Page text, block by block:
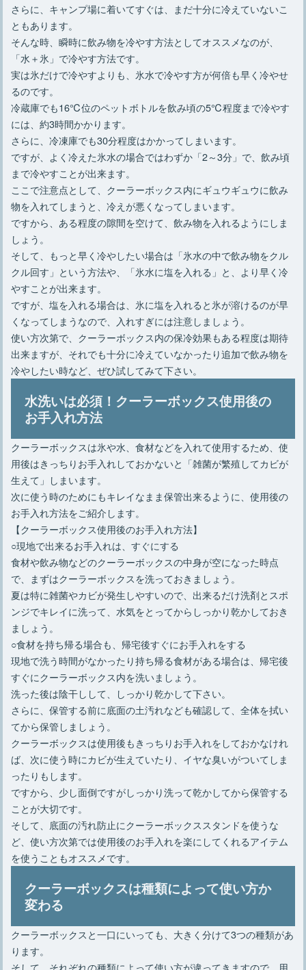
さらに、キャンプ場に着いてすぐは、まだ十分に冷えていないこ
ともあります。
そんな時、瞬時に飲み物を冷やす方法としてオススメなのが、
「水＋氷」で冷やす方法です。
実は氷だけで冷やすよりも、氷水で冷やす方が何倍も早く冷やせ
るのです。
冷蔵庫でも16℃位のペットボトルを飲み頃の5℃程度まで冷やす
には、約3時間かかります。
さらに、冷凍庫でも30分程度はかかってしまいます。
ですが、よく冷えた氷水の場合ではわずか「2～3分」で、飲み頃
まで冷やすことが出来ます。
ここで注意点として、クーラーボックス内にギュウギュウに飲み
物を入れてしまうと、冷えが悪くなってしまいます。
ですから、ある程度の隙間を空けて、飲み物を入れるようにしま
しょう。
そして、もっと早く冷やしたい場合は「氷水の中で飲み物をクル
クル回す」という方法や、「氷水に塩を入れる」と、より早く冷
やすことが出来ます。
ですが、塩を入れる場合は、氷に塩を入れると氷が溶けるのが早
くなってしまうなので、入れすぎには注意しましょう。
使い方次第で、クーラーボックス内の保冷効果もある程度は期待
出来ますが、それでも十分に冷えていなかったり追加で飲み物を
冷やしたい時など、ぜひ試してみて下さい。
水洗いは必須！クーラーボックス使用後の
お手入れ方法
クーラーボックスは氷や水、食材などを入れて使用するため、使
用後はきっちりお手入れしておかないと「雑菌が繁殖してカビが
生えて」しまいます。
次に使う時のためにもキレイなまま保管出来るように、使用後の
お手入れ方法をご紹介します。
【クーラーボックス使用後のお手入れ方法】
○現地で出来るお手入れは、すぐにする
食材や飲み物などのクーラーボックスの中身が空になった時点
で、まずはクーラーボックスを洗っておきましょう。
夏は特に雑菌やカビが発生しやすいので、出来るだけ洗剤とスポ
ンジでキレイに洗って、水気をとってからしっかり乾かしておき
ましょう。
○食材を持ち帰る場合も、帰宅後すぐにお手入れをする
現地で洗う時間がなかったり持ち帰る食材がある場合は、帰宅後
すぐにクーラーボックス内を洗いましょう。
洗った後は陰干しして、しっかり乾かして下さい。
さらに、保管する前に底面の土汚れなども確認して、全体を拭い
てから保管しましょう。
クーラーボックスは使用後もきっちりお手入れをしておかなけれ
ば、次に使う時にカビが生えていたり、イヤな臭いがついてしま
ったりもします。
ですから、少し面倒ですがしっかり洗って乾かしてから保管する
ことが大切です。
そして、底面の汚れ防止にクーラーボックススタンドを使うな
ど、使い方次第では使用後のお手入れを楽にしてくれるアイテム
を使うこともオススメです。
クーラーボックスは種類によって使い方か
変わる
クーラーボックスと一口にいっても、大きく分けて3つの種類があ
ります。
そして、それぞれの種類によって使い方が違ってきますので、用